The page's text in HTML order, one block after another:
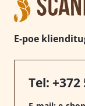
E-poe
Tel: +372